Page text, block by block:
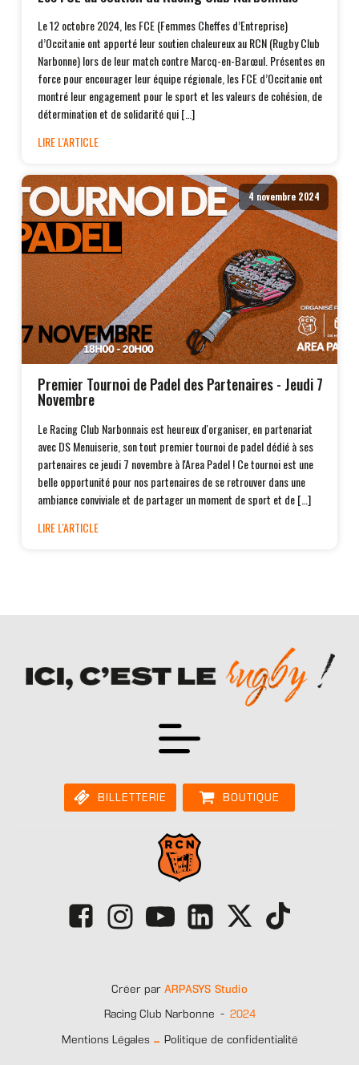
Le 12 octobre 2024, les FCE (Femmes Cheffes d’Entreprise)
d’Occitanie ont apporté leur soutien chaleureux au RCN (Rugby Club
Narbonne) lors de leur match contre Marcq-en-Barœul. Présentes en
force pour encourager leur équipe régionale, les FCE d’Occitanie ont
montré leur engagement pour le sport et les valeurs de cohésion, de
détermination et de solidarité qui […]
LIRE L'ARTICLE
4 novembre 2024
Premier Tournoi de Padel des Partenaires - Jeudi 7
Novembre
Le Racing Club Narbonnais est heureux d'organiser, en partenariat
avec DS Menuiserie, son tout premier tournoi de padel dédié à ses
partenaires ce jeudi 7 novembre à l'Area Padel ! Ce tournoi est une
belle opportunité pour nos partenaires de se retrouver dans une
ambiance conviviale et de partager un moment de sport et de […]
LIRE L'ARTICLE
BILLETTERIE BOUTIQUE
Racing Club Narbonne - 2024
Mentions Légales - Politique de confidentialité
Créer parARPASYS Studio